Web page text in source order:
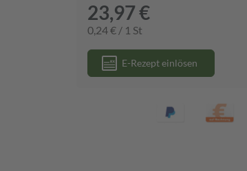
23,97 €
0,24 € / 1 St
E-Rezept einlösen